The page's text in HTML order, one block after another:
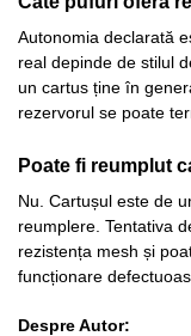
Autonomia declarată
real depinde de stilul
un cartus ține în
rezervorul se poate
Poate fi reumplut
Nu. Cartușul este de
reumplere. Tentativa
rezistența mesh și
funcționare
Despre Autor: